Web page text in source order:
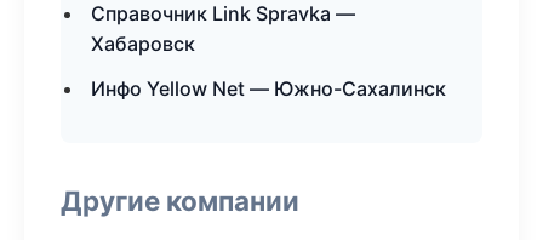
Справочник Link Spravka —
Хабаровск
Инфо Yellow Net — Южно-Сахалинск
Другие компании